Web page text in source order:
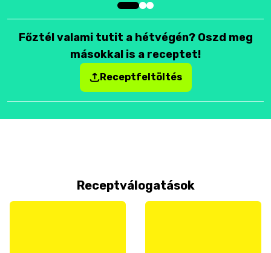
Főztél valami tutit a hétvégén? Oszd meg
másokkal is a receptet!
Receptfeltöltés
Receptválogatások